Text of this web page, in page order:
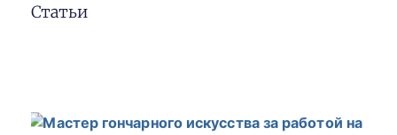
Статьи